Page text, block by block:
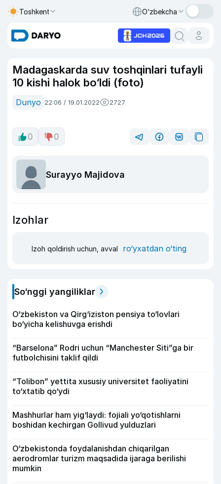
Toshkent O‘zbekcha
Madagaskarda suv toshqinlari tufayli
10 kishi halok bo‘ldi (foto)
Dunyo 22:06 / 19.01.2022 2727
0 0
Surayyo Majidova
Izohlar
Izoh qoldirish uchun, avval ro‘yxatdan o‘ting
So‘nggi yangiliklar
O‘zbekiston va Qirg‘iziston pensiya to‘lovlari
bo‘yicha kelishuvga erishdi
“Barselona” Rodri uchun “Manchester Siti”ga bir
futbolchisini taklif qildi
“Tolibon” yettita xususiy universitet faoliyatini
to‘xtatib qo‘ydi
Mashhurlar ham yig‘laydi: fojiali yo‘qotishlarni
boshidan kechirgan Gollivud yulduzlari
O‘zbekistonda foydalanishdan chiqarilgan
aerodromlar turizm maqsadida ijaraga berilishi
mumkin